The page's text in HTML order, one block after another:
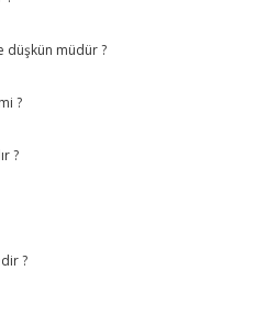
düşkün müdür ?
?
?
?